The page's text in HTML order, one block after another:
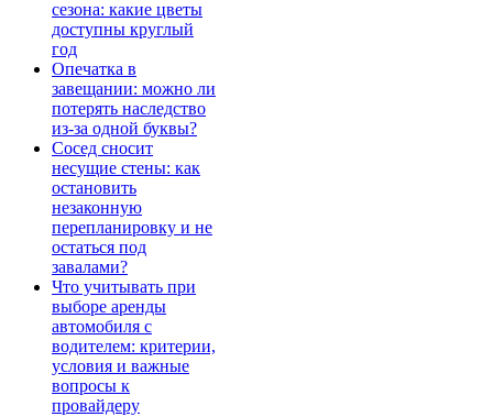
сезона: какие цветы
доступны круглый
год
Опечатка в
завещании: можно ли
потерять наследство
из-за одной буквы?
Сосед сносит
несущие стены: как
остановить
незаконную
перепланировку и не
остаться под
завалами?
Что учитывать при
выборе аренды
автомобиля с
водителем: критерии,
условия и важные
вопросы к
провайдеру